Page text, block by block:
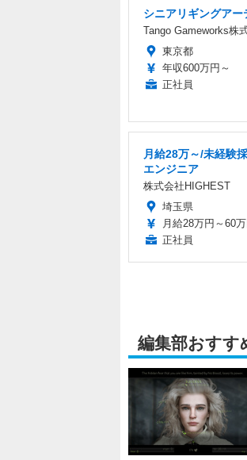
シニアリギングア
Tango Gameworks株
東京都
年収600万円～
正社員
月給28万～/未経験
エンジニア
株式会社HIGHEST
埼玉県
月給28万円～60万
正社員
編集部おすす